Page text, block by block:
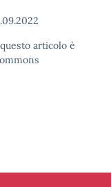
articolo è